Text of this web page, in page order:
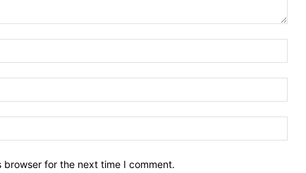
browser for the next time I comment.